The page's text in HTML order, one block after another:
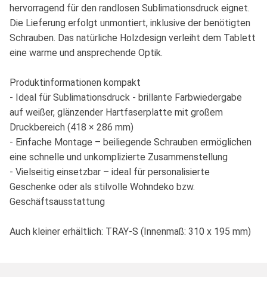
hervorragend für den randlosen Sublimationsdruck eignet.
Die Lieferung erfolgt unmontiert, inklusive der benötigten
Schrauben. Das natürliche Holzdesign verleiht dem Tablett
eine warme und ansprechende Optik.
Produktinformationen kompakt
- Ideal für Sublimationsdruck - brillante Farbwiedergabe
auf weißer, glänzender Hartfaserplatte mit großem
Druckbereich (418 × 286 mm)
- Einfache Montage – beiliegende Schrauben ermöglichen
eine schnelle und unkomplizierte Zusammenstellung
- Vielseitig einsetzbar – ideal für personalisierte
Geschenke oder als stilvolle Wohndeko bzw.
Geschäftsausstattung
Auch kleiner erhältlich: TRAY-S (Innenmaß: 310 x 195 mm)